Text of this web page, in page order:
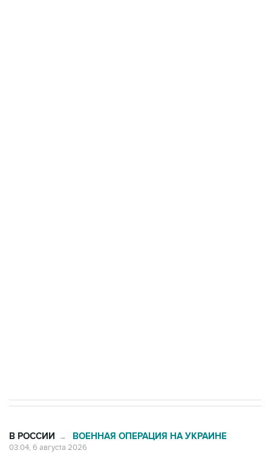
В РОССИИ → ВОЕННАЯ ОПЕРАЦИЯ НА УКРАИНЕ
03:04, 6 августа 2026